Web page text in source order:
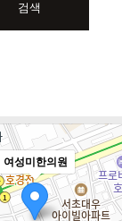
검색
여성미한의원